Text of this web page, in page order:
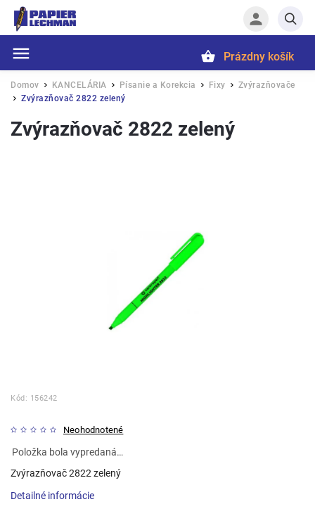
Hľadať
Prázdny košík
Domov / KANCELÁRIA / Písanie a Korekcia / Fixy /
Zvýrazňovače
/
Zvýrazňovač 2822 zelený
Zvýrazňovač 2822 zelený
Kód: 156242
Neohodnotené
Položka bola vypredaná…
Zvýrazňovač 2822 zelený
Detailné informácie